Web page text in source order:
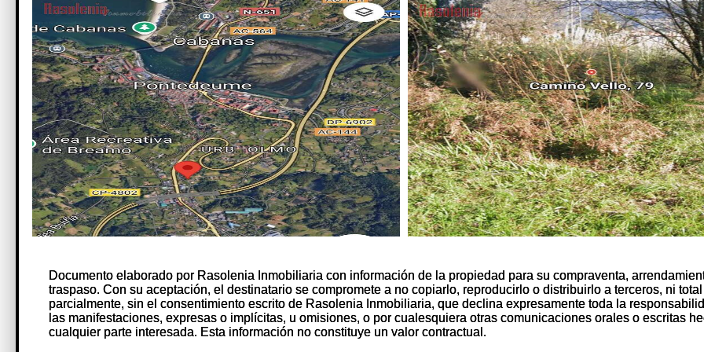
Documento elaborado por Rasolenia Inmobiliaria con información de la propiedad para su compraventa,
traspaso. Con su aceptación, el destinatario se compromete a no copiarlo, reproducirlo o distribuirlo a terceros, ni
parcialmente, sin el consentimiento escrito de Rasolenia Inmobiliaria, que declina expresamente toda la
las manifestaciones, expresas o implícitas, u omisiones, o por cualesquiera otras comunicaciones orales o escritas
cualquier parte interesada. Esta información no constituye un valor contractual.
Documento elaborado por Rasolenia Inmobiliaria con información de la propiedad para su compraventa,
traspaso. Con su aceptación, el destinatario se compromete a no copiarlo, reproducirlo o distribuirlo a terceros, ni
parcialmente, sin el consentimiento escrito de Rasolenia Inmobiliaria, que declina expresamente toda la
las manifestaciones, expresas o implícitas, u omisiones, o por cualesquiera otras comunicaciones orales o escritas
cualquier parte interesada. Esta información no constituye un valor contractual.